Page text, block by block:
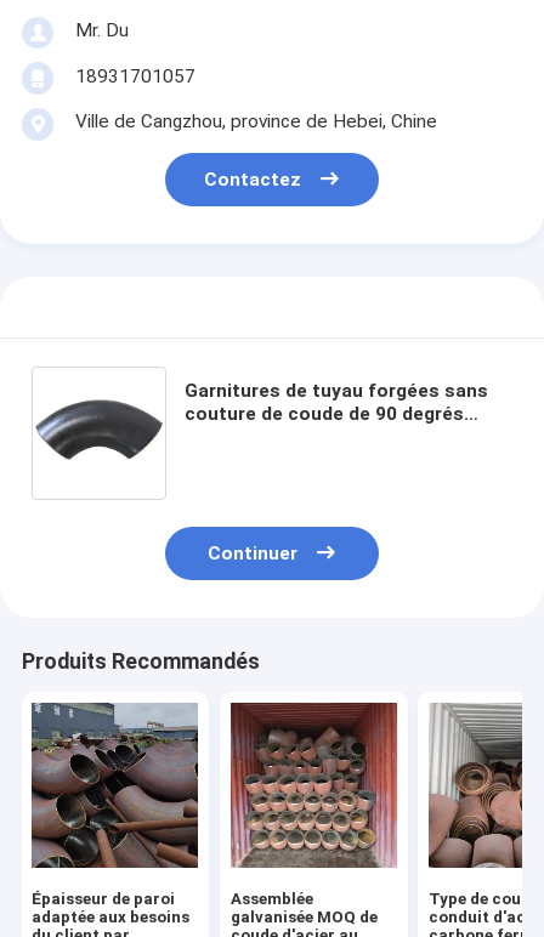
Mr. Du
18931701057
Ville de Cangzhou, province de Hebei, Chine
Contactez
Garnitures de tuyau forgées sans
couture de coude de 90 degrés
Continuer
Produits Recommandés
Épaisseur de paroi
adaptée aux besoins
Assemblée
galvanisée MOQ de
Type de coude
conduit